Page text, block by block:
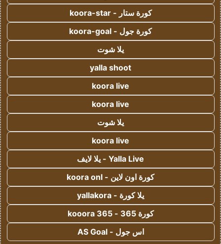
كورة ستار - koora-star
كورة جول - koora-goal
يلا شوت
yalla shoot
koora live
koora live
يلا شوت
koora live
Yalla Live - يلا لايف
كورة اون لاين - koora onl
يلا كورة - yallakora
كورة 365 - kooora 365
اس جول - AS Goal